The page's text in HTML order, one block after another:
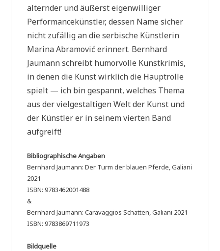
alternder und äußerst eigenwilliger
Performancekünstler, dessen Name sicher
nicht zufällig an die serbische Künstlerin
Marina Abramović erinnert. Bernhard
Jaumann schreibt humorvolle Kunstkrimis,
in denen die Kunst wirklich die Hauptrolle
spielt — ich bin gespannt, welches Thema
aus der vielgestaltigen Welt der Kunst und
der Künstler er in seinem vierten Band
aufgreift!
Bibliographische Angaben
Bernhard Jaumann: Der Turm der blauen Pferde, Galiani
2021
ISBN: 9783462001488
&
Bernhard Jaumann: Caravaggios Schatten, Galiani 2021
ISBN: 9783869711973
Bildquelle